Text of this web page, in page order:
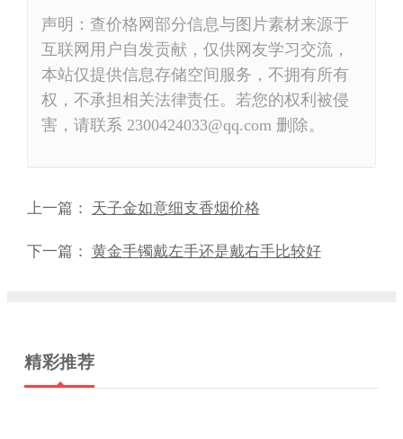
声明：查价格网部分信息与图片素材来源于
互联网用户自发贡献，仅供网友学习交流，
本站仅提供信息存储空间服务，不拥有所有
权，不承担相关法律责任。若您的权利被侵
害，请联系 2300424033@qq.com 删除。
上一篇： 天子金如意细支香烟价格
下一篇： 黄金手镯戴左手还是戴右手比较好
精彩推荐